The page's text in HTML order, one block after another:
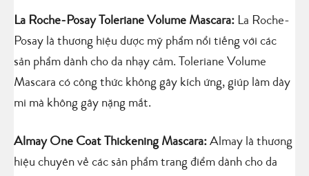
La Roche-Posay Toleriane Volume Mascara: La Roche-
Posay là thương hiệu dược mỹ phẩm nổi tiếng với các
sản phẩm dành cho da nhạy cảm. Toleriane Volume
Mascara có công thức không gây kích ứng, giúp làm dày
mi mà không gây nặng mắt.
Almay One Coat Thickening Mascara: Almay là thương
hiệu chuyên về các sản phẩm trang điểm dành cho da